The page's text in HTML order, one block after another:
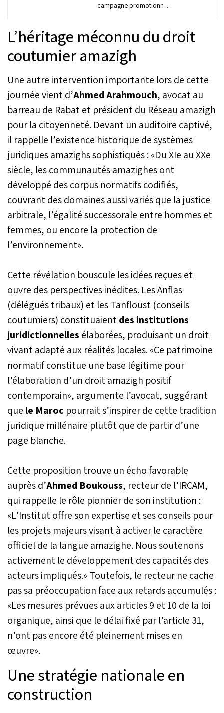
campagne promotionnelle
a été lancée, jeudi à la
corniche d'Agadir, à
saison estivale.
L’héritage méconnu du droit
coutumier amazigh
Une autre intervention importante lors de cette
journée vient d’Ahmed Arahmouch, avocat au
barreau de Rabat et président du Réseau amazigh
pour la citoyenneté. Devant un auditoire captivé,
il rappelle l’existence historique de systèmes
juridiques amazighs sophistiqués : «Du XIe au XXe
siècle, les communautés amazighes ont
développé des corpus normatifs codifiés,
couvrant des domaines aussi variés que la justice
arbitrale, l’égalité successorale entre hommes et
femmes, ou encore la protection de
l’environnement».
Cette révélation bouscule les idées reçues et
ouvre des perspectives inédites. Les Anflas
(délégués tribaux) et les Tanfloust (conseils
coutumiers) constituaientdes institutions
juridictionnelles élaborées, produisant un droit
vivant adapté aux réalités locales. «Ce patrimoine
normatif constitue une base légitime pour
l’élaboration d’un droit amazigh positif
contemporain», argumente l’avocat, suggérant
que le Maroc pourrait s’inspirer de cette tradition
juridique millénaire plutôt que de partir d’une
page blanche.
Cette proposition trouve un écho favorable
auprès d’Ahmed Boukouss, recteur de l’IRCAM,
qui rappelle le rôle pionnier de son institution :
«L’Institut offre son expertise et ses conseils pour
les projets majeurs visant à activer le caractère
officiel de la langue amazighe. Nous soutenons
activement le développement des capacités des
acteurs impliqués.» Toutefois, le recteur ne cache
pas sa préoccupation face aux retards accumulés :
«Les mesures prévues aux articles 9 et 10 de la loi
organique, ainsi que le délai fixé par l’article 31,
n’ont pas encore été pleinement mises en
œuvre».
Une stratégie nationale en
construction